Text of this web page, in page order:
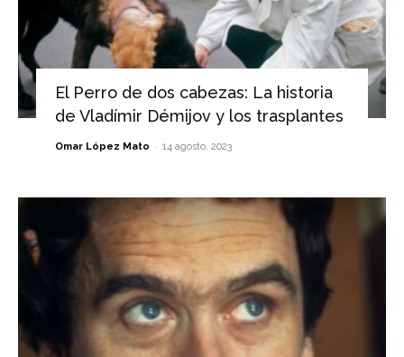
El Perro de dos cabezas: La historia
de Vladímir Démijov y los trasplantes
Omar López Mato - 14 agosto, 2023